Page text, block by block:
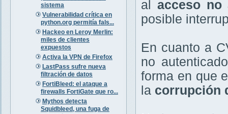
sistema
Vulnerabilidad crítica en
python.org permitía fals...
Hackeo en Leroy Merlin:
miles de clientes
expuestos
Activa la VPN de Firefox
LastPass sufre nueva
filtración de datos
FortiBleed: el ataque a
firewalls FortiGate que ro...
Mythos detecta
Squidbleed, una fuga de
al acceso no
posible
En cuanto a
no
forma en que
la corrupción